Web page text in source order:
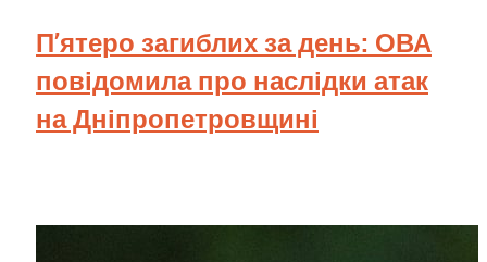
П’ятеро загиблих за день: ОВА
повідомила про наслідки атак
на Дніпропетровщині